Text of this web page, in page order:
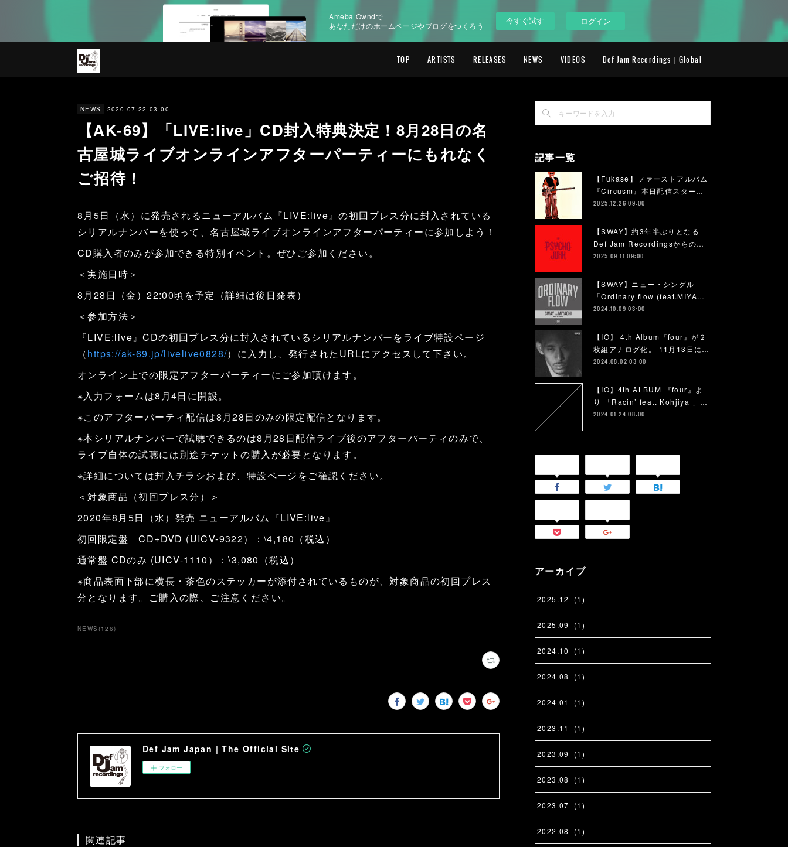
Ameba Owndで
あなただけのホームページやブログをつくろう
今すぐ試す ログイン
TOP ARTISTS RELEASES NEWS VIDEOS Def Jam Recordings｜Global
NEWS 2020.07.22 03:00
【AK-69】「LIVE:live」CD封入特典決定！8月28日の名
古屋城ライブオンラインアフターパーティーにもれなく
ご招待！
8月5日（水）に発売されるニューアルバム『LIVE:live』の初回プレス分に封入されている
シリアルナンバーを使って、名古屋城ライブオンラインアフターパーティーに参加しよう！
CD購入者のみが参加できる特別イベント。ぜひご参加ください。
＜実施日時＞
8月28日（金）22:00頃を予定（詳細は後日発表）
＜参加方法＞
『LIVE:live』CDの初回プレス分に封入されているシリアルナンバーをライブ特設ページ
（https://ak-69.jp/livelive0828/）に入力し、発行されたURLにアクセスして下さい。
オンライン上での限定アフターパーティーにご参加頂けます。
※入力フォームは8月4日に開設。
※このアフターパーティ配信は8月28日のみの限定配信となります。
※本シリアルナンバーで試聴できるのは8月28日配信ライブ後のアフターパーティのみで、
ライブ自体の試聴には別途チケットの購入が必要となります。
※詳細については封入チラシおよび、特設ページをご確認ください。
＜対象商品（初回プレス分）＞
2020年8月5日（水）発売 ニューアルバム『LIVE:live』
初回限定盤 CD+DVD (UICV-9322）：\4,180（税込）
通常盤 CDのみ (UICV-1110）：\3,080（税込）
※商品表面下部に横長・茶色のステッカーが添付されているものが、対象商品の初回プレス
分となります。ご購入の際、ご注意ください。
NEWS (126)
Def Jam Japan | The Official Site
フォロー
関連記事
記事一覧
【Fukase】ファーストアルバム
『Circusm』本日配信スター…
2025.12.26 09:00
【SWAY】約3年半ぶりとなる
Def Jam Recordingsからの…
2025.09.11 09:00
【SWAY】ニュー・シングル
「Ordinary flow (feat.MIYA…
2024.10.09 03:00
【IO】 4th Album『four』が２
枚組アナログ化。 11月13日に…
2024.08.02 03:00
【IO】4th ALBUM 『four』よ
り 「Racin’ feat. Kohjiya 」…
2024.01.24 08:00
- - -
- -
アーカイブ
2025 .12 (1 )
2025 .09 (1 )
2024.10 (1 )
2024.08 (1 )
2024.01 (1 )
2023 .11 (1 )
2023 .09 (1 )
2023 .08 (1 )
2023 .07 (1 )
2022 .08 (1 )